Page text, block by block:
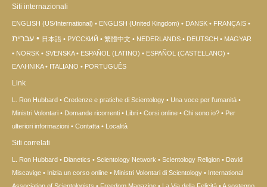
Siti internazionali
ENGLISH (US/International) ENGLISH (United Kingdom) DANSK FRANÇAIS
עברית 日本語 РУССКИЙ 繁體中文 NEDERLANDS DEUTSCH
MAGYAR
NORSK
SVENSKA ESPAÑOL (LATINO)
ESPAÑOL (CASTELLANO)
ΕΛΛΗΝΙΚA
ITALIANO PORTUGUÊS
Link
L. Ron Hubbard Credenze e pratiche di Scientology
Una voce per l’umanità
Ministri Volontari
Domande ricorrenti Libri Corsi online Chi sono io?
Per
ulteriori informazioni
Contatta Località
Siti correlati
L. Ron Hubbard Dianetics Scientology Network Scientology Religion
David
Miscavige
Inizia un corso online Ministri Volontari di Scientology
International